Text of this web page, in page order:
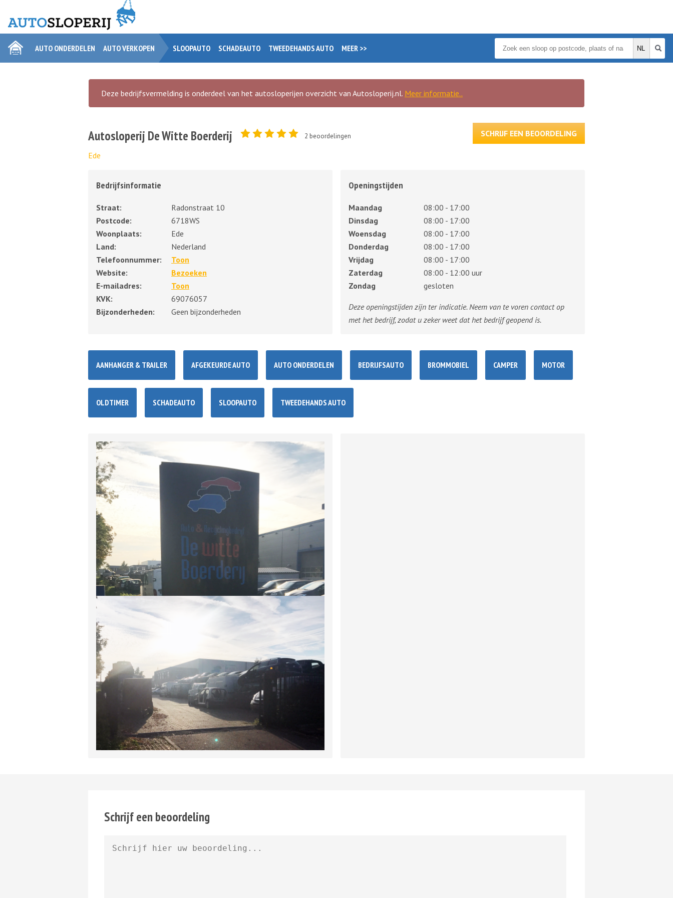
AUTO ONDERDELEN AUTO VERKOPEN SLOOPAUTO SCHADEAUTO TWEEDEHANDS AUTO MEER >>
Deze bedrijfsvermelding is onderdeel van het autosloperijen overzicht van Autosloperij.nl. Meer informatie..
Autosloperij De Witte Boerderij 2 beoordelingen
Ede
SCHRIJF EEN BEOORDELING
Bedrijfsinformatie
Straat:
Radonstraat 10
Postcode:
6718WS
Woonplaats:
Ede
Land:
Nederland
Telefoonnummer:
Toon
Website:
Bezoeken
E-mailadres:
Toon
KVK:
69076057
Bijzonderheden:
Geen bijzonderheden
Openingstijden
Maandag
08:00 - 17:00
Dinsdag
08:00 - 17:00
Woensdag
08:00 - 17:00
Donderdag
08:00 - 17:00
Vrijdag
08:00 - 17:00
Zaterdag
08:00 - 12:00 uur
Zondag
gesloten
Deze openingstijden zijn ter indicatie. Neem van te voren contact op
met het bedrijf, zodat u zeker weet dat het bedrijf geopend is.
AANHANGER & TRAILER AFGEKEURDE AUTO AUTO ONDERDELEN BEDRIJFSAUTO BROMMOBIEL CAMPER MOTOR
OLDTIMER SCHADEAUTO SLOOPAUTO TWEEDEHANDS AUTO
Schrijf een beoordeling